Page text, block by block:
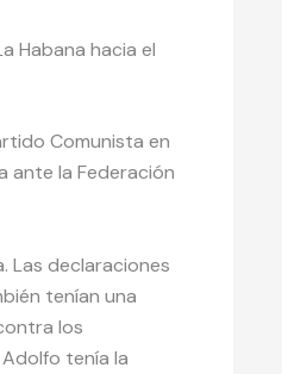
Habana hacia el
Comunista en
ante la Federación
Las declaraciones
tenían una
los
tenía la